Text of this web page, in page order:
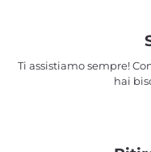
Ti assistiamo sempre!
hai